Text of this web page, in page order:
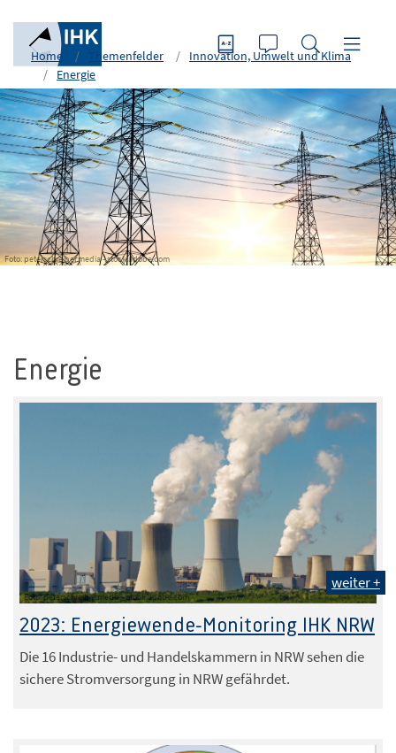
Home Themenfelder
Innovation, Umwelt und Klima
Energie
Foto: peterschreiber.media - stock.adobe.com
Energie
Foto: peterschreiber.media - stock.adobe.com
weiter +
2023: Energiewende-Monitoring IHK NRW
Die 16 Industrie- und Handelskammern in NRW sehen die
sichere Stromversorgung in NRW gefährdet.